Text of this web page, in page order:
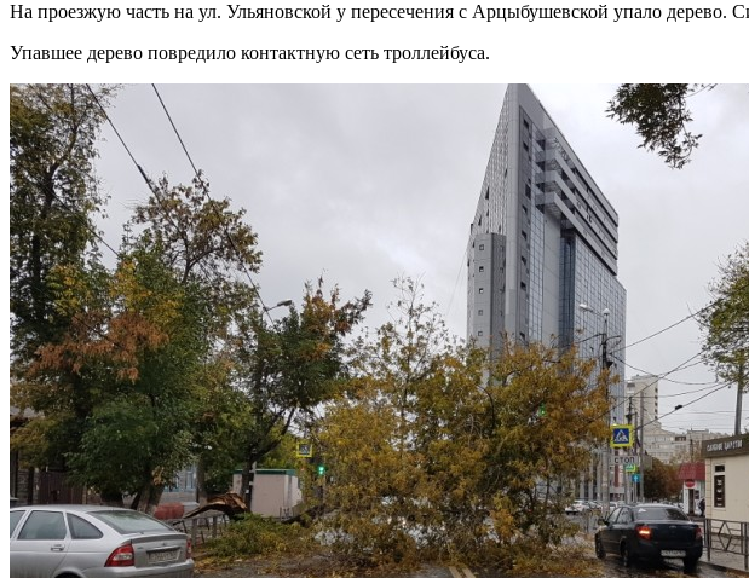
На проезжую часть на ул. Ульяновской у пересечения с Арцыбушевской упало дерево.
Упавшее дерево повредило контактную сеть троллейбуса.